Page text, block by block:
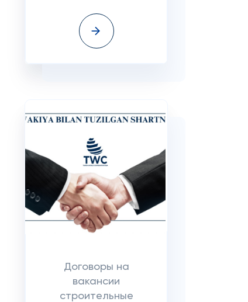
Договоры на
вакансии
строительные